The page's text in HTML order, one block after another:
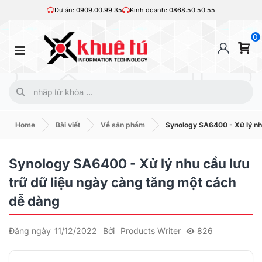
Dự án: 0909.00.99.35 Kinh doanh: 0868.50.50.55
0
Home Bài viết Về sản phẩm Synology SA6400 - Xử lý
Synology SA6400 - Xử lý nhu cầu lưu
trữ dữ liệu ngày càng tăng một cách
dễ dàng
Đăng ngày 11/12/2022 Bởi Products Writer 826